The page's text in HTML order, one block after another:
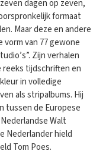
dagen op zeven,
formaat
Maar deze en andere
van 77 gewone
Zijn verhalen
reeks tijdschriften en
in volledige
als stripalbums. Hij
tussen de Europese
Walt
Nederlander hield
Tom Poes.